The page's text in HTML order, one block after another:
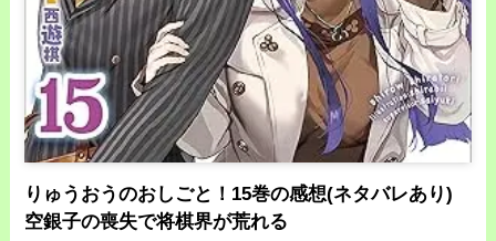
りゅうおうのおしごと！15巻の感想(ネタバレあり)
空銀子の喪失で将棋界が荒れる